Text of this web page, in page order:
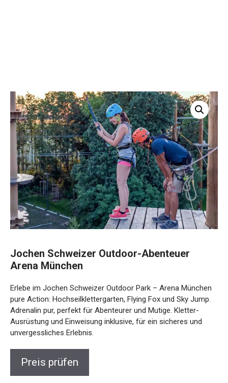
Jochen Schweizer Outdoor-Abenteuer
Arena München
Erlebe im Jochen Schweizer Outdoor Park – Arena
München pure Action: Hochseilklettergarten, Flying Fox und
Sky Jump. Adrenalin pur, perfekt für Abenteurer und Mutige.
Kletter-Ausrüstung und Einweisung inklusive, für ein
sicheres und unvergessliches Erlebnis.
Preis prüfen